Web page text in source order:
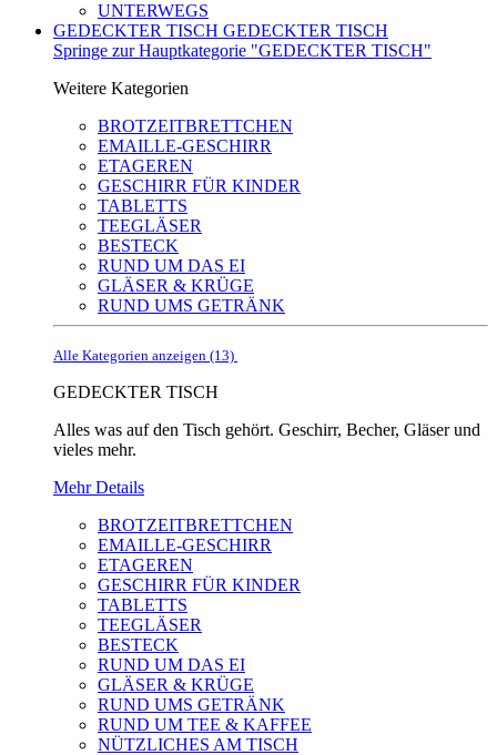
UNTERWEGS
GEDECKTER TISCH GEDECKTER TISCH
Springe zur Hauptkategorie "GEDECKTER TISCH"
Weitere Kategorien
BROTZEITBRETTCHEN
EMAILLE-GESCHIRR
ETAGEREN
GESCHIRR FÜR KINDER
TABLETTS
TEEGLÄSER
BESTECK
RUND UM DAS EI
GLÄSER & KRÜGE
RUND UMS GETRÄNK
Alle Kategorien anzeigen (13)
GEDECKTER TISCH
Alles was auf den Tisch gehört. Geschirr, Becher, Gläser und
vieles mehr.
Mehr Details
BROTZEITBRETTCHEN
EMAILLE-GESCHIRR
ETAGEREN
GESCHIRR FÜR KINDER
TABLETTS
TEEGLÄSER
BESTECK
RUND UM DAS EI
GLÄSER & KRÜGE
RUND UMS GETRÄNK
RUND UM TEE & KAFFEE
NÜTZLICHES AM TISCH